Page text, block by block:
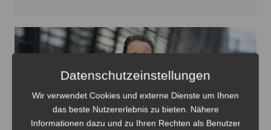
Datenschutzeinstellungen
Wir verwendet Cookies und externe Dienste um Ihnen
das beste Nutzererlebnis zu bieten. Nähere
Informationen dazu und zu Ihren Rechten als Benutzer